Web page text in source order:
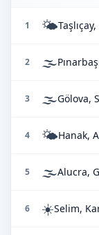
1 🌤️Taşlıçay,
2 🌫️
3 🌫️Gölova,
4 🌤️Hanak,
5 🌫️Alucra,
6 ☀️Selim,